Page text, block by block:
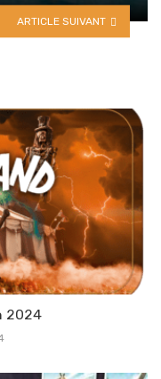
ARTICLE SUIVANT
2024